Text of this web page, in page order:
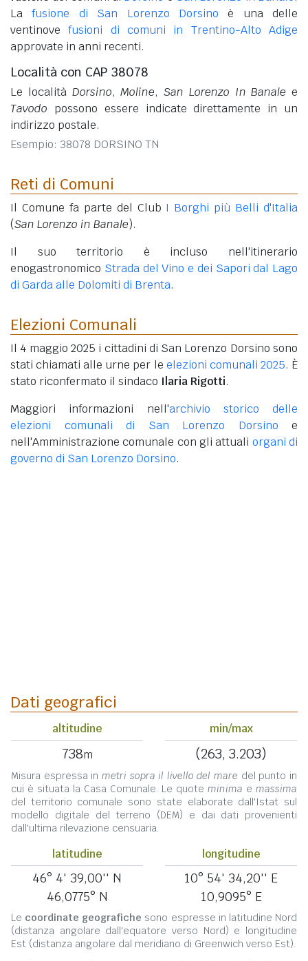
Lafusione di San Lorenzo Dorsino è una delle
ventinovefusioni di comuni in Trentino-Alto Adige
approvate in anni recenti.
Località con CAP 38078
Le località Dorsino,Moline, San Lorenzo In Banale e
Tavodo possono essere indicate direttamente in un
indirizzo postale.
Esempio: 38078 DORSINO TN
Reti di Comuni
Il Comune fa parte del Club I Borghi più Belli d'Italia
(San Lorenzo in Banale).
Il suo territorio è incluso nell'itinerario
enogastronomico Strada del Vino e dei Sapori dal Lago
di Garda alle Dolomiti di Brenta.
Elezioni Comunali
Il 4 maggio 2025 i cittadini di San Lorenzo Dorsino sono
stati chiamati alle urne per le elezioni comunali 2025. È
stato riconfermato il sindaco Ilaria Rigotti.
Maggiori informazioni nell'archivio storico delle
elezioni comunali di San Lorenzo Dorsino e
nell'Amministrazione comunale con gli attuali organi di
governo di San Lorenzo Dorsino.
Dati geografici
altitudine
738m
min/max
(263, 3.203)
Misura espressa in metri sopra il livello del mare del punto in
cui è situata la Casa Comunale. Le quote minima e massima
del territorio comunale sono state elaborate dall'Istat sul
modello digitale del terreno (DEM) e dai dati provenienti
dall'ultima rilevazione censuaria.
latitudine
46° 4' 39,00'' N
46,0775° N
longitudine
10° 54' 34,20'' E
10,9095° E
Le coordinate geografiche sono espresse in latitudine Nord
(distanza angolare dall'equatore verso Nord) e longitudine
Est (distanza angolare dal meridiano di Greenwich verso Est).